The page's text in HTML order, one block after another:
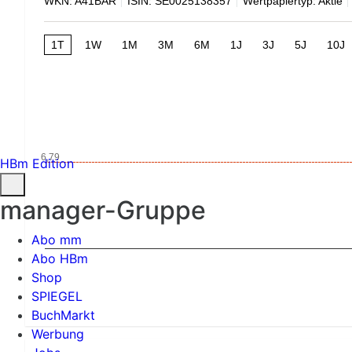
1T 1W 1M 3M 6M 1J 3J 5J 10J
6,79
HBm Edition
manager-Gruppe
Abo mm
Abo HBm
Shop
SPIEGEL
BuchMarkt
Werbung